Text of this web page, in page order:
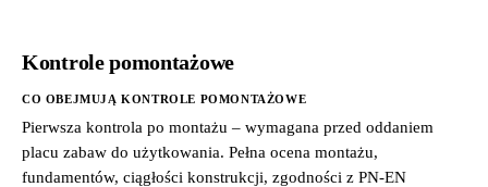
Kontrole pomontażowe
CO OBEJMUJĄ KONTROLE POMONTAŻOWE
Pierwsza kontrola po montażu – wymagana przed oddaniem
placu zabaw do użytkowania. Pełna ocena montażu,
fundamentów, ciągłości konstrukcji, zgodności z PN-EN